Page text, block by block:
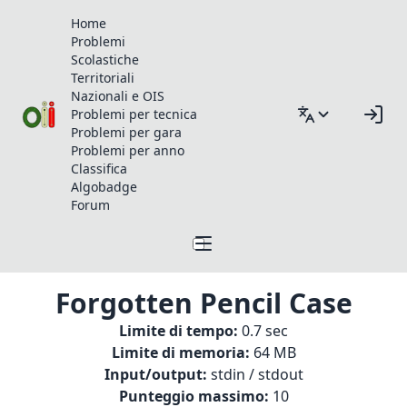
Home
Problemi
Scolastiche
Territoriali
Nazionali e OIS
Problemi per tecnica
Problemi per gara
Problemi per anno
Classifica
Algobadge
Forum
Forgotten Pencil Case
Limite di tempo: 0.7 sec
Limite di memoria: 64 MB
Input/output: stdin / stdout
Punteggio massimo: 10